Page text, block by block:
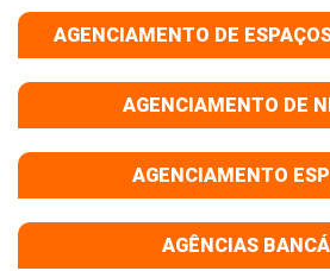
AGENCIAMENTO DE
AGENCIAMENTO DE
AGENCIAMENTO
AGÊNCIAS